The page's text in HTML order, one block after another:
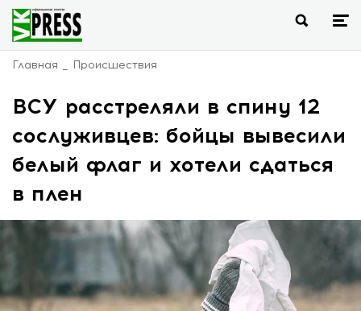
Главная Происшествия
ВСУ расстреляли в спину 12
сослуживцев: бойцы вывесили
белый флаг и хотели сдаться
в плен